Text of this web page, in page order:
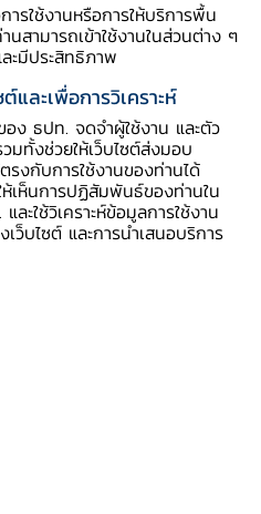
21
รงการเหรียญสร้างอาชีพ
รใช้งานหรือการให้บริการพื้น
สามารถเข้าใช้งานในส่วนต่าง ๆ
ะมีประสิทธิภาพ
และเพื่อการวิเคราะห์
อง ธปท. จดจำผู้ใช้งาน และตัว
มทั้งช่วยให้เว็บไซต์ส่งมอบ
งกับการใช้งานของท่านได้
เห็นการปฏิสัมพันธ์ของท่านใน
ละใช้วิเคราะห์ข้อมูลการใช้งาน
ว็บไซต์ และการนำเสนอบริการ